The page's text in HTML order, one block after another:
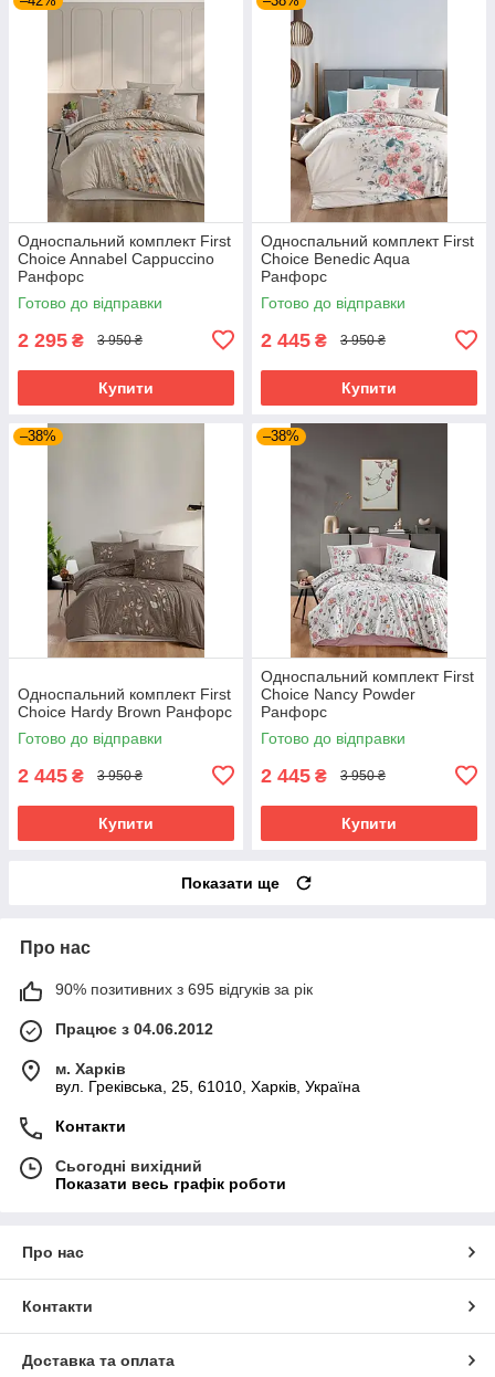
Односпальний комплект First
Choice Annabel Cappuccino
Ранфорс
Готово до відправки
2 295 ₴ 3 950 ₴
Купити
Односпальний комплект First
Choice Benedic Aqua
Ранфорс
Готово до відправки
2 445 ₴ 3 950 ₴
Купити
–38%
Односпальний комплект First
Choice Hardy Brown Ранфорс
Готово до відправки
2 445 ₴ 3 950 ₴
Купити
–38%
Односпальний комплект First
Choice Nancy Powder
Ранфорс
Готово до відправки
2 445 ₴ 3 950 ₴
Купити
Показати ще
Про нас
90% позитивних з 695 відгуків за рік
Працює з 04.06.2012
м. Харків
вул. Греківська, 25, 61010, Харків, Україна
Контакти
Сьогодні вихідний
Показати весь графік роботи
Про нас
Контакти
Доставка та оплата